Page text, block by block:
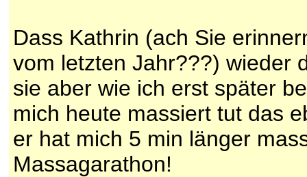
Dass Kathrin (ach Sie
vom letzten Jahr???) wieder
sie aber wie ich erst später
mich heute massiert tut das
er hat mich 5 min länger
Massagarathon!